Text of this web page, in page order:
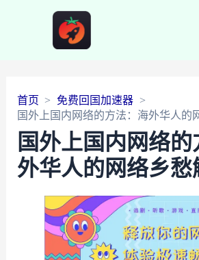
首页
免费回国加速器
国外上国内网络的方法：海外华人的
国外上国内网络
外华人的网络乡愁